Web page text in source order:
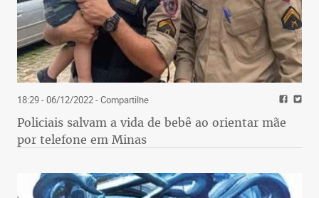
18:29 - 06/12/2022- Compartilhe
Policiais salvam a vida de bebê ao orientar mãe
por telefone em Minas